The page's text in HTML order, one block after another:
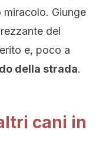
Giunge
del
e, poco a
della strada.
cani in